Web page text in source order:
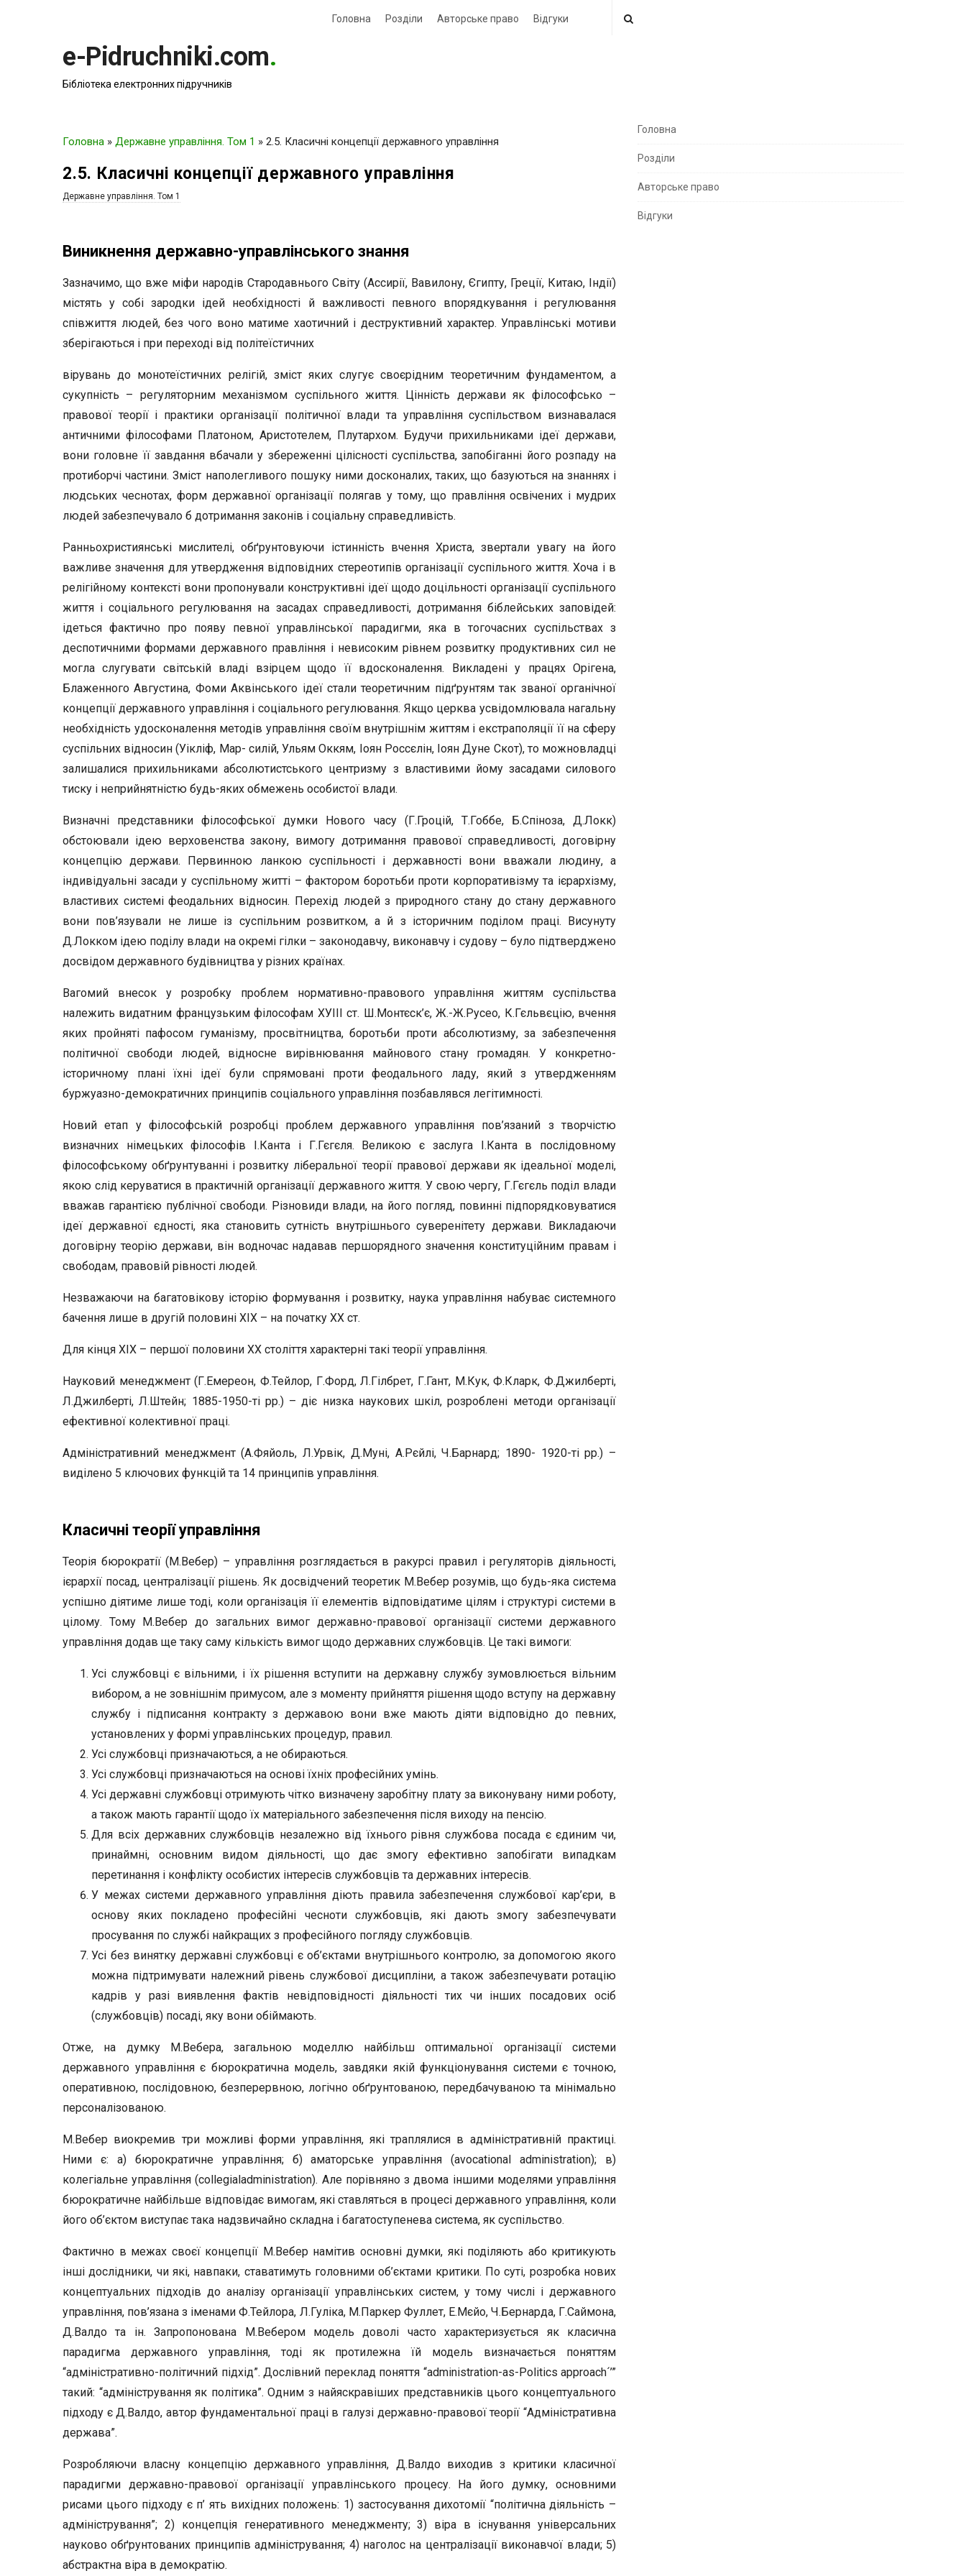
Головна Розділи Авторське право Відгуки
e-Pidruchniki.com.
Бібліотека електронних підручників
Головна » Державне управління. Том 1 » 2.5. Класичні концепції державного управління
2.5. Класичні концепції державного управління
Державне управління. Том 1
Виникнення державно-управлінського знання
Зазначимо, що вже міфи народів Стародавнього Світу (Ассирії, Вавилону, Єгипту, Греції, Китаю, Індії)
містять у собі зародки ідей необхідності й важливості певного впорядкування і регулювання
співжиття людей, без чого воно матиме хаотичний і деструктивний характер. Управлінські мотиви
зберігаються і при переході від політеїстичних
вірувань до монотеїстичних релігій, зміст яких слугує своєрідним теоретичним фундаментом, а
сукупність – регуляторним механізмом суспільного життя. Цінність держави як філософсько –
правової теорії і практики організації політичної влади та управління суспільством визнавалася
античними філософами Платоном, Аристотелем, Плутархом. Будучи прихильниками ідеї держави,
вони головне її завдання вбачали у збереженні цілісності суспільства, запобіганні його розпаду на
протиборчі частини. Зміст наполегливого пошуку ними досконалих, таких, що базуються на знаннях і
людських чеснотах, форм державної організації полягав у тому, що правління освічених і мудрих
людей забезпечувало б дотримання законів і соціальну справедливість.
Ранньохристиянські мислителі, обґрунтовуючи істинність вчення Христа, звертали увагу на його
важливе значення для утвердження відповідних стереотипів організації суспільного життя. Хоча і в
релігійному контексті вони пропонували конструктивні ідеї щодо доцільності організації суспільного
життя і соціального регулювання на засадах справедливості, дотримання біблейських заповідей:
ідеться фактично про появу певної управлінської парадигми, яка в тогочасних суспільствах з
деспотичними формами державного правління і невисоким рівнем розвитку продуктивних сил не
могла слугувати світській владі взірцем щодо її вдосконалення. Викладені у працях Орігена,
Блаженного Августина, Фоми Аквінського ідеї стали теоретичним підґрунтям так званої органічної
концепції державного управління і соціального регулювання. Якщо церква усвідомлювала нагальну
необхідність удосконалення методів управління своїм внутрішнім життям і екстраполяції її на сферу
суспільних відносин (Уікліф, Мар- силій, Ульям Оккям, Іоян Россєлін, Іоян Дуне Скот), то можновладці
залишалися прихильниками абсолютистського центризму з властивими йому засадами силового
тиску і неприйнятністю будь-яких обмежень особистої влади.
Визначні представники філософської думки Нового часу (Г.Гроцій, Т.Гоббе, Б.Спіноза, Д.Локк)
обстоювали ідею верховенства закону, вимогу дотримання правової справедливості, договірну
концепцію держави. Первинною ланкою суспільності і державності вони вважали людину, а
індивідуальні засади у суспільному житті – фактором боротьби проти корпоративізму та ієрархізму,
властивих системі феодальних відносин. Перехід людей з природного стану до стану державного
вони пов’язували не лише із суспільним розвитком, а й з історичним поділом праці. Висунуту
Д.Локком ідею поділу влади на окремі гілки – законодавчу, виконавчу і судову – було підтверджено
досвідом державного будівництва у різних країнах.
Вагомий внесок у розробку проблем нормативно-правового управління життям суспільства
належить видатним французьким філософам ХУІІІ ст. Ш.Монтєск’є, Ж.-Ж.Русео, К.Гєльвєцію, вчення
яких пройняті пафосом гуманізму, просвітництва, боротьби проти абсолютизму, за забезпечення
політичної свободи людей, відносне вирівнювання майнового стану громадян. У конкретно-
історичному плані їхні ідеї були спрямовані проти феодального ладу, який з утвердженням
буржуазно-демократичних принципів соціального управління позбавлявся легітимності.
Новий етап у філософській розробці проблем державного управління пов’язаний з творчістю
визначних німецьких філософів І.Канта і Г.Гєгєля. Великою є заслуга І.Канта в послідовному
філософському обґрунтуванні і розвитку ліберальної теорії правової держави як ідеальної моделі,
якою слід керуватися в практичній організації державного життя. У свою чергу, Г.Гєгєль поділ влади
вважав гарантією публічної свободи. Різновиди влади, на його погляд, повинні підпорядковуватися
ідеї державної єдності, яка становить сутність внутрішнього суверенітету держави. Викладаючи
договірну теорію держави, він водночас надавав першорядного значення конституційним правам і
свободам, правовій рівності людей.
Незважаючи на багатовікову історію формування і розвитку, наука управління набуває системного
бачення лише в другій половині ХІХ – на початку ХХ ст.
Для кінця ХІХ – першої половини ХХ століття характерні такі теорії управління.
Науковий менеджмент (Г.Емереон, Ф.Тейлор, Г.Форд, Л.Гілбрет, Г.Гант, М.Кук, Ф.Кларк, Ф.Джилберті,
Л.Джилберті, Л.Штейн; 1885-1950-ті рр.) – діє низка наукових шкіл, розроблені методи організації
ефективної колективної праці.
Адміністративний менеджмент (А.Фяйоль, Л.Урвік, Д.Муні, А.Рєйлі, Ч.Барнард; 1890- 1920-ті рр.) –
виділено 5 ключових функцій та 14 принципів управління.
Класичні теорії управління
Теорія бюрократії (М.Вебер) – управління розглядається в ракурсі правил і регуляторів діяльності,
ієрархії посад, централізації рішень. Як досвідчений теоретик М.Вебер розумів, що будь-яка система
успішно діятиме лише тоді, коли організація її елементів відповідатиме цілям і структурі системи в
цілому. Тому М.Вебер до загальних вимог державно-правової організації системи державного
управління додав ще таку саму кількість вимог щодо державних службовців. Це такі вимоги:
Усі службовці є вільними, і їх рішення вступити на державну службу зумовлюється вільним
вибором, а не зовнішнім примусом, але з моменту прийняття рішення щодо вступу на державну
службу і підписання контракту з державою вони вже мають діяти відповідно до певних,
установлених у формі управлінських процедур, правил.
Усі службовці призначаються, а не обираються.
Усі службовці призначаються на основі їхніх професійних умінь.
Усі державні службовці отримують чітко визначену заробітну плату за виконувану ними роботу,
а також мають гарантії щодо їх матеріального забезпечення після виходу на пенсію.
Для всіх державних службовців незалежно від їхнього рівня службова посада є єдиним чи,
принаймні, основним видом діяльності, що дає змогу ефективно запобігати випадкам
перетинання і конфлікту особистих інтересів службовців та державних інтересів.
У межах системи державного управління діють правила забезпечення службової кар’єри, в
основу яких покладено професійні чесноти службовців, які дають змогу забезпечувати
просування по службі найкращих з професійного погляду службовців.
Усі без винятку державні службовці є об’єктами внутрішнього контролю, за допомогою якого
можна підтримувати належний рівень службової дисципліни, а також забезпечувати ротацію
кадрів у разі виявлення фактів невідповідності діяльності тих чи інших посадових осіб
(службовців) посаді, яку вони обіймають.
Отже, на думку М.Вебера, загальною моделлю найбільш оптимальної організації системи
державного управління є бюрократична модель, завдяки якій функціонування системи є точною,
оперативною, послідовною, безперервною, логічно обґрунтованою, передбачуваною та мінімально
персоналізованою.
М.Вебер виокремив три можливі форми управління, які траплялися в адміністративній практиці.
Ними є: а) бюрократичне управління; б) аматорське управління (avocational administration); в)
колегіальне управління (collegialadministration). Але порівняно з двома іншими моделями управління
бюрократичне найбільше відповідає вимогам, які ставляться в процесі державного управління, коли
його об’єктом виступає така надзвичайно складна і багатоступенева система, як суспільство.
Фактично в межах своєї концепції М.Вебер намітив основні думки, які поділяють або критикують
інші дослідники, чи які, навпаки, ставатимуть головними об’єктами критики. По суті, розробка нових
концептуальних підходів до аналізу організації управлінських систем, у тому числі і державного
управління, пов’язана з іменами Ф.Тейлора, Л.Гуліка, М.Паркер Фуллет, Е.Мєйо, Ч.Бернарда, Г.Саймона,
Д.Валдо та ін. Запропонована М.Вебером модель доволі часто характеризується як класична
парадигма державного управління, тоді як протилежна їй модель визначається поняттям
“адміністративно-політичний підхід”. Дослівний переклад поняття “аdministration-as-Politics approach´’”
такий: “адміністрування як політика”. Одним з найяскравіших представників цього концептуального
підходу є Д.Валдо, автор фундаментальної праці в галузі державно-правової теорії “Адміністративна
держава”.
Розробляючи власну концепцію державного управління, Д.Валдо виходив з критики класичної
парадигми державно-правової організації управлінського процесу. На його думку, основними
рисами цього підходу є п’ ять вихідних положень: 1) застосування дихотомії “політична діяльність –
адміністрування”; 2) концепція генеративного менеджменту; 3) віра в існування універсальних
науково обґрунтованих принципів адміністрування; 4) наголос на централізації виконавчої влади; 5)
абстрактна віра в демократію.
S
e
S
Головна
Розділи
Авторське право
Відгуки